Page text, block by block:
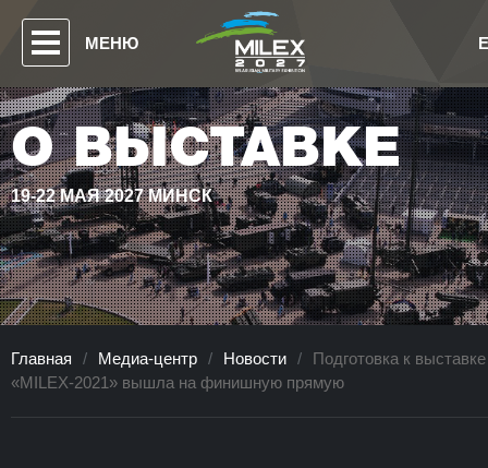
МЕНЮ
О ВЫСТАВКЕ
19-22 МАЯ 2027 МИНСК
Главная / Медиа-центр / Новости /
Подготовка к выставке
«MILEX-2021» вышла на финишную прямую